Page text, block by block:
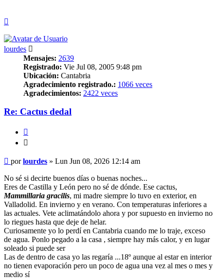
lourdes
Mensajes: 2639
Registrado: Vie Jul 08, 2005 9:48 pm
Ubicación: Cantabria
Agradecimiento registrado.: 1066 veces
Agradecimientos: 2422 veces
Re: Cactus dedal
Mensaje
porlourdes » Lun Jun 08, 2026 12:14 am
No sé si decirte buenos días o buenas noches...
Eres de Castilla y León pero no sé de dónde. Ese cactus,
Mammillaria gracilis, mi madre siempre lo tuvo en exterior, en
Valladolid. En invierno y en verano. Con temperaturas inferiores a
las actuales. Vete aclimatándolo ahora y por supuesto en invierno no
lo riegues hasta que deje de helar.
Curiosamente yo lo perdí en Cantabria cuando me lo traje, exceso
de agua. Ponlo pegado a la casa , siempre hay más calor, y en lugar
soleado si puede ser
Las de dentro de casa yo las regaría ...18º aunque al estar en interior
no tienen evaporación pero un poco de agua una vez al mes o mes y
medio sí